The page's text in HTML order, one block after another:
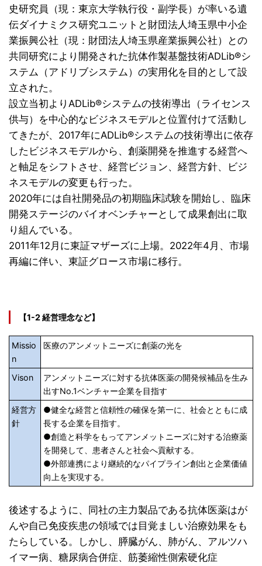
史研究員（現：東京大学執行役・副学長）が率いる遺
伝ダイナミクス研究ユニットと財団法人埼玉県中小企
業振興公社（現：財団法人埼玉県産業振興公社）との
共同研究により開発された抗体作製基盤技術ADLib®シ
ステム（アドリブシステム）の実用化を目的として設
立された。
設立当初よりADLib®システムの技術導出（ライセンス
供与）を中心的なビジネスモデルと位置付けて活動し
てきたが、2017年にADLib®システムの技術導出に依存
したビジネスモデルから、創薬開発を推進する経営へ
と軸足をシフトさせ、経営ビジョン、経営方針、ビジ
ネスモデルの変更も行った。
2020年には自社開発品の初期臨床試験を開始し、臨床
開発ステージのバイオベンチャーとして成果創出に取
り組んでいる。
2011年12月に東証マザーズに上場。2022年4月、市場
再編に伴い、東証グロース市場に移行。
【1-2 経営理念など】
Missio
n
医療のアンメットニーズに創薬の光を
Vison
アンメットニーズに対する抗体医薬の開発候補品を生み
出すNo.1ベンチャー企業を目指す
経営方
針
●健全な経営と信頼性の確保を第一に、社会とともに成
長する企業を目指す。
●創造と科学をもってアンメットニーズに対する治療薬
を開発して、患者さんと社会へ貢献する。
●外部連携により継続的なパイプライン創出と企業価値
向上を実現する。
後述するように、同社の主力製品である抗体医薬はが
んや自己免疫疾患の領域では目覚ましい治療効果をも
たらしている。しかし、膵臓がん、肺がん、アルツハ
イマー病、糖尿病合併症、筋萎縮性側索硬化症